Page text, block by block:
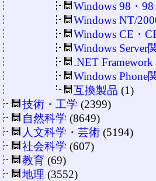
Windows 98・
Windows NT/
Windows CE・
Windows Server
.NET Framework
Windows Phone
互換製品 (1)
技術・工学 (2399)
自然科学 (8649)
人文科学・芸術 (5194)
社会科学 (607)
教育 (69)
地理 (3552)